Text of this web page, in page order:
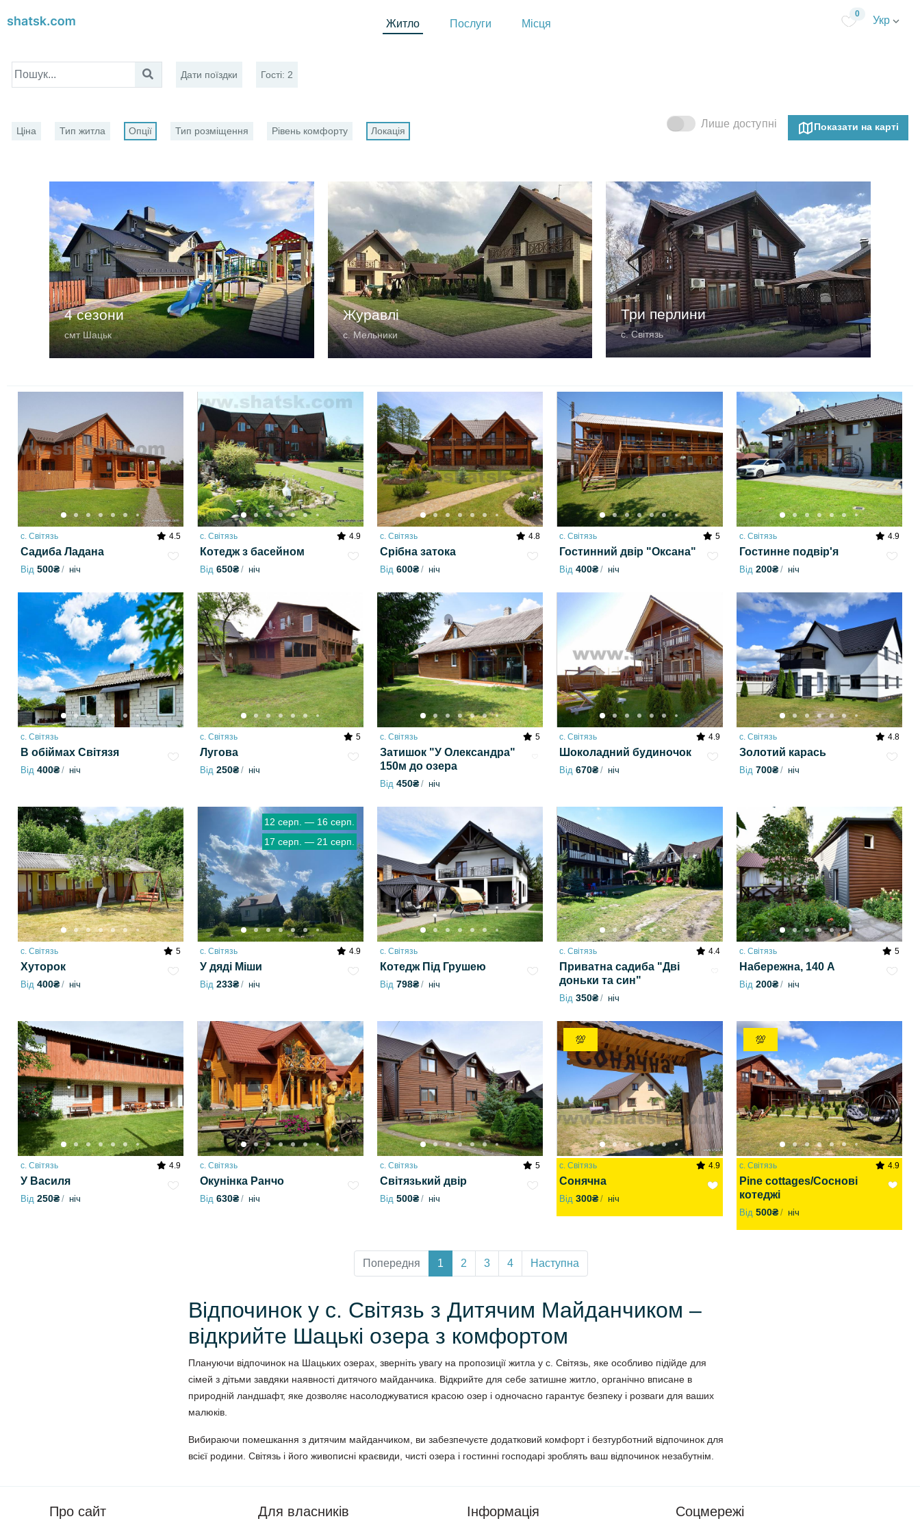
Житло Послуги Місця
0
Укр
Дати поїздки Гості: 2
Ціна Тип житла Опції Тип розміщення Рівень комфорту Локація
Лише доступні Показати на карті
4 сезони
смт Шацьк
Журавлі
с. Мельники
Три перлини
с. Світязь
с. Світязь 4.5
Садиба Ладана
Від 500₴ ніч
с. Світязь 4.9
Котедж з басейном
Від 650₴ ніч
с. Світязь 4.8
Срібна затока
Від 600₴ ніч
с. Світязь 5
Гостинний двір "Оксана"
Від 400₴ ніч
с. Світязь 4.9
Гостинне подвір'я
Від 200₴ ніч
с. Світязь
В обіймах Світязя
Від 400₴ ніч
с. Світязь 5
Лугова
Від 250₴ ніч
с. Світязь 5
Затишок "У Олександра"
150м до озера
Від 450₴ ніч
с. Світязь 4.9
Шоколадний будиночок
Від 670₴ ніч
с. Світязь 4.8
Золотий карась
Від 700₴ ніч
с. Світязь 5
Хуторок
Від 400₴ ніч
12 серп. — 16 серп.
17 серп. — 21 серп.
с. Світязь 4.9
У дяді Міши
Від 233₴ ніч
с. Світязь
Котедж Під Грушею
Від 798₴ ніч
с. Світязь 4.4
Приватна садиба "Дві
доньки та син"
Від 350₴ ніч
с. Світязь 5
Набережна, 140 А
Від 200₴ ніч
с. Світязь 4.9
У Василя
Від 250₴ ніч
с. Світязь
Окунінка Ранчо
Від 630₴ ніч
с. Світязь 5
Світязький двір
Від 500₴ ніч
💯
с. Світязь 4.9
Сонячна
Від 300₴ ніч
💯
с. Світязь 4.9
Pine cottages/Соснові
котеджі
Від 500₴ ніч
Попередня 1 2 3 4 Наступна
Відпочинок у c. Світязь з Дитячим Майданчиком –
відкрийте Шацькі озера з комфортом
Плануючи відпочинок на Шацьких озерах, зверніть увагу на пропозиції житла у c. Світязь, яке особливо підійде для
сімей з дітьми завдяки наявності дитячого майданчика. Відкрийте для себе затишне житло, органічно вписане в
природній ландшафт, яке дозволяє насолоджуватися красою озер і одночасно гарантує безпеку і розваги для ваших
малюків.
Вибираючи помешкання з дитячим майданчиком, ви забезпечуєте додатковий комфорт і безтурботний відпочинок для
всієї родини. Світязь і його живописні краєвиди, чисті озера і гостинні господарі зроблять ваш відпочинок незабутнім.
Про сайт Для власників Інформація Соцмережі